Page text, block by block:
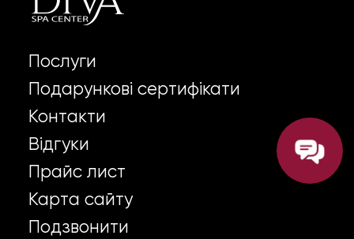
Послуги
Подарункові сертифікати
Контакти
Відгуки
Прайс лист
Карта сайту
Подзвонити